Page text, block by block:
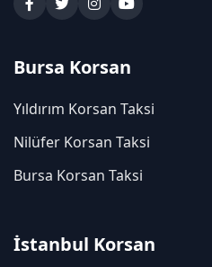
Bursa Korsan
Yıldırım Korsan Taksi
Nilüfer Korsan Taksi
Bursa Korsan Taksi
İstanbul Korsan